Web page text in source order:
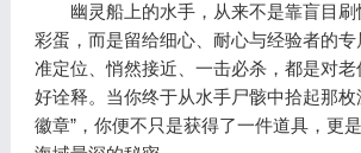
幽灵船上的水手，从来不是靠盲目刷
彩蛋，而是留给细心、耐心与经验者的
准定位、悄然接近、一击必杀，都是对
好诠释。当你终于从水手尸骸中拾起那枚
徽章”，你便不只是获得了一件道具，更